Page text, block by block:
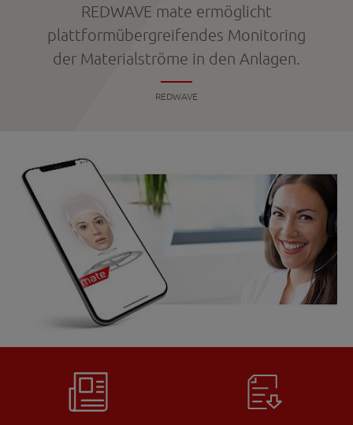
REDWAVE mate ermöglicht
plattformübergreifendes Monitoring
der Materialströme in den Anlagen.
REDWAVE